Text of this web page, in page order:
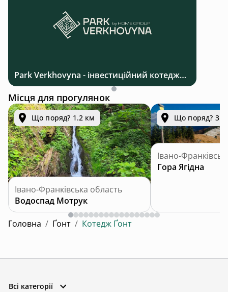
Park Verkhovyna - інвестиційний котеджний комплекс біля Верховини в Карпатах
Місця для прогулянок
Що поряд? 1.2 км
Івано-Франківська область
Водоспад Мотрук
Що поряд? 3.2
Івано-
Гора Ягідна
Головна / Ґонт / Котедж Ґонт
Всі категорії